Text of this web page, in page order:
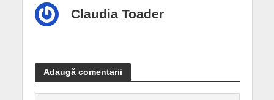
Claudia Toader
Adaugă comentarii